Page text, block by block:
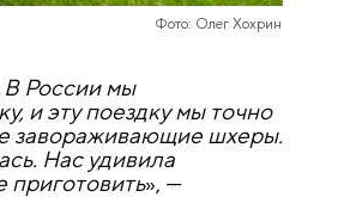
Фото: Олег Хохрин
России мы
и эту поездку мы точно
завораживающие шхеры.
Нас удивила
приготовить», —